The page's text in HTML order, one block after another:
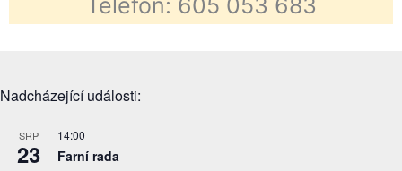
Telefon: 605 053 683
Nadcházející události:
SRP
23
14:00
Farní rada